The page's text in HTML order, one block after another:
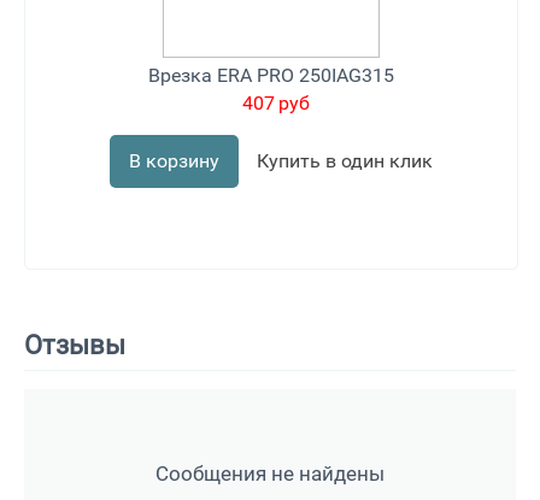
Врезка ERA PRO 250IAG315
407 руб
В корзину Купить в один клик
Отзывы
Сообщения не найдены